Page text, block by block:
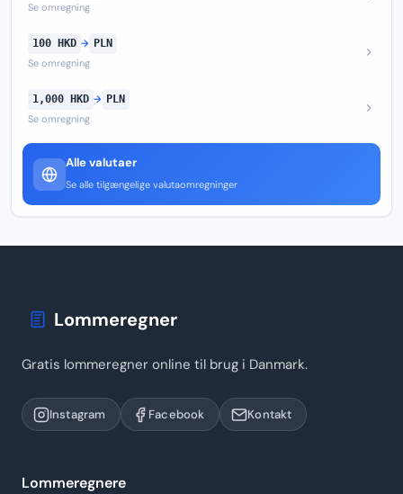
Se omregning
100 HKD → PLN
Se omregning
1,000 HKD → PLN
Se omregning
Alle valutaer
Se alle tilgængelige valutaomregninger
Lommeregner
Gratis lommeregner online til brug i Danmark.
Instagram Facebook Kontakt
Lommeregnere